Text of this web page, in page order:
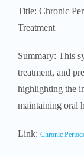
Title: Chronic
Treatment
Summary: This
treatment, and
highlighting the
maintaining oral
Link: Chronic